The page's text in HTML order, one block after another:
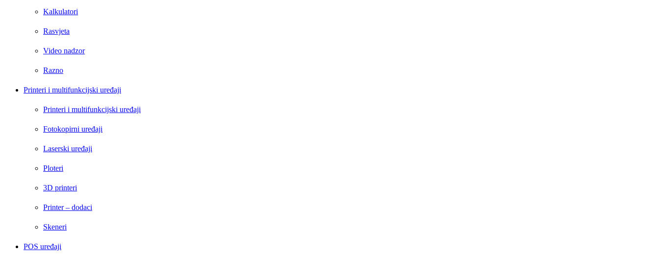
Kalkulatori
Rasvjeta
Video nadzor
Razno
Printeri i multifunkcijski uređaji
Printeri i multifunkcijski uređaji
Fotokopirni uređaji
Laserski uređaji
Ploteri
3D printeri
Printer – dodaci
Skeneri
POS uređaji